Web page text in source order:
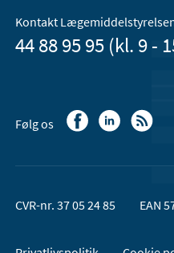
Kontakt
44 88 95 95 (kl. 9 -
Følg os
CVR-nr. 37 05 24 85 EAN